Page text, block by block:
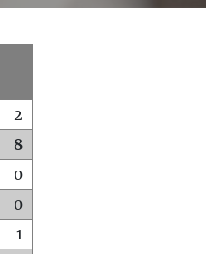
2
8
0
0
1